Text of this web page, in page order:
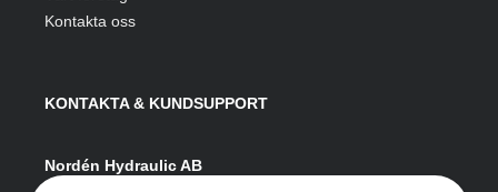
Kontakta oss
KONTAKTA & KUNDSUPPORT
Nordén Hydraulic AB